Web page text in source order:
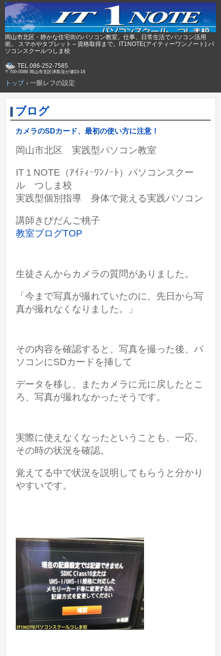
岡山市北区・静かな住宅街のパソコン教室。仕事、日常生活でパソコン活用
術。 スマホやタブレット～資格取得まで。IT1NOTE(アイティーワンノート) パ
ソコンスクールつしま校
TEL.086-252-7585
〒700-0088 岡山市北区津島笹が瀬10-16
トップ› 一眼レフの設定
ブログ
カメラのSDカード、最初の使い方に注意！
岡山市北区 実践型パソコン教室
IT１NOTE（ｱｲﾃｨｰﾜﾝﾉｰﾄ）パソコンスクー
ル つしま校
実践型個別指導 身体で覚える実践パソコン
講師きびだんご桃子
教室ブログTOP
生徒さんからカメラの質問がありました。
「今まで写真が撮れていたのに、先日から写
真が撮れなくなりました。」
その内容を確認すると、写真を撮った後、パ
ソコンにSDカードを挿して
データを移し、
またカメラに元に戻したとこ
ろ、写真が撮れなかったそうです。
実際に使えなくなったということも、一応、
その時の状況を確認。
覚えてる中で状況を説明してもらうと分かり
やすいです。